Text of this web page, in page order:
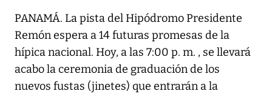
PANAMÁ. La pista del Hipódromo Presidente
Remón espera a 14 futuras promesas de la
hípica nacional. Hoy, a las 7:00 p. m. , se llevará
acabo la ceremonia de graduación de los
nuevos fustas (jinetes) que entrarán a la